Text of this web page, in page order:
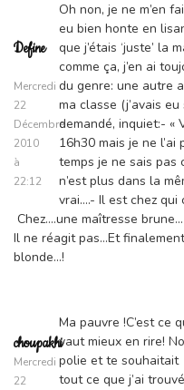
Define
Mercredi
22
Décembre
2010
à
22:12
Oh non, je ne m’en
eu bien honte en
que j’étais ‘juste’ la
comme ça, j’en ai
du genre: une autre
ma classe (j’avais eu
demandé, inquiet:- «
16h30 mais je ne
temps je ne sais pas
n’est plus dans la
vrai….- Il est chez qui
Chez….une maîtresse
Il ne réagit pas…Et
blonde…!
choupakhi
Mercredi
22
Ma pauvre !C’est ce
vaut mieux en rire!
polie et te souhaitait
tout ce que j’ai